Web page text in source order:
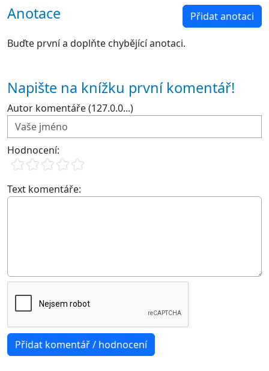
Anotace Přidat anotaci
Buďte první a doplňte chybějící anotaci.
Napište na knížku první komentář!
Autor komentáře (127.0.0...)
Hodnocení:
Text komentáře: